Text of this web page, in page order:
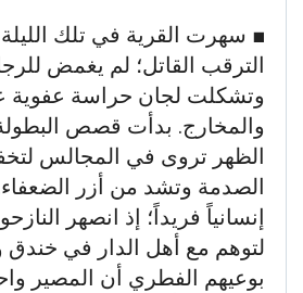
​■ سهرت القرية في تلك
الترقب القاتل؛ لم يغمض
وتشكلت لجان حراسة عفوية
والمخارج. بدأت قصص
الظهر تروى في المجالس
الصدمة وتشد من أزر
إنسانياً فريداً؛ إذ انصهر
لتوهم مع أهل الدار في خندق
بوعيهم الفطري أن المصير